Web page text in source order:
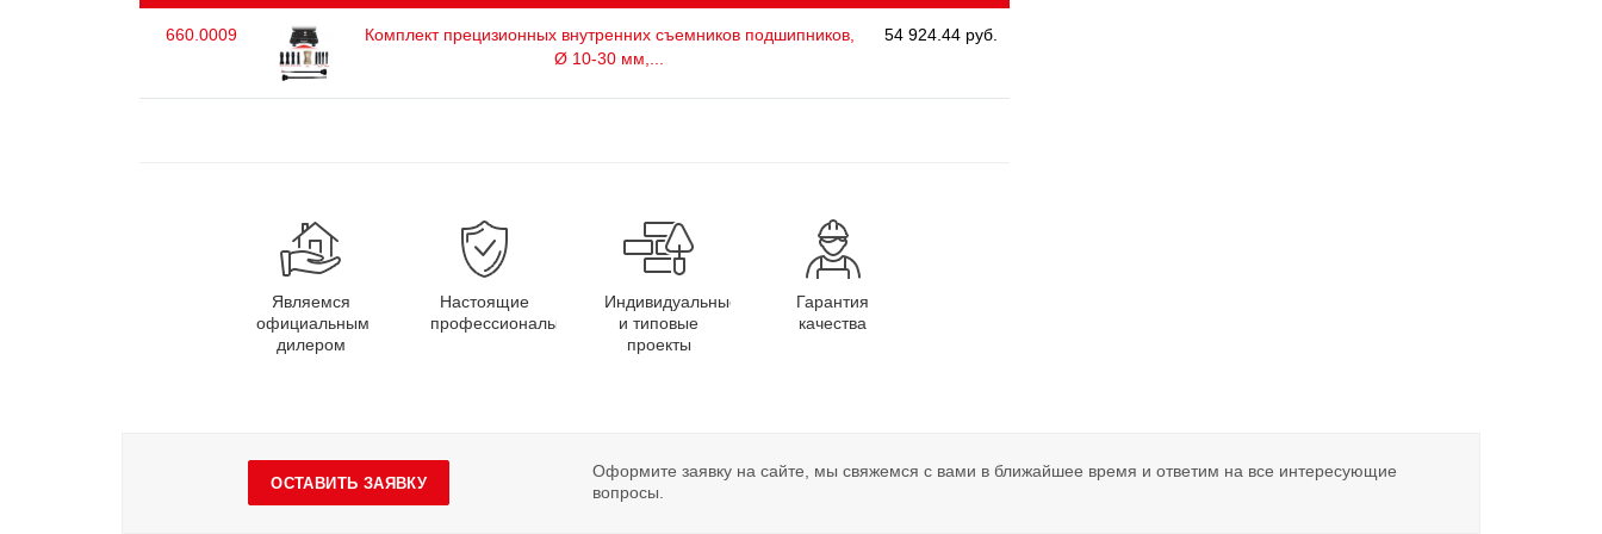
660.0009
Комплект прецизионных внутренних съемников подшипников,
Ø 10-30 мм,...
54 924.44 руб.
Являемся
официальным
дилером
Настоящие
профессионалы
Индивидуальные
и типовые
проекты
Гарантия
качества
ОСТАВИТЬ ЗАЯВКУ
Оформите заявку на сайте, мы свяжемся с вами в ближайшее время и ответим на все интересующие
вопросы.